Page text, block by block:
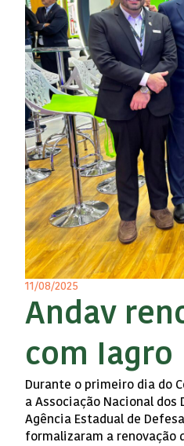
11/08/2025
Andav
com Iagro
Durante o primeiro dia do
a Associação Nacional
Agência Estadual de
formalizaram a renovação